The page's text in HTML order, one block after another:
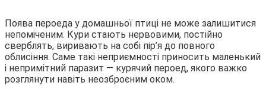
Поява пероеда у домашньої птиці не може залишитися
непоміченим. Кури стають нервовими, постійно
сверблять, виривають на собі пір’я до повного
облисіння. Саме такі неприємності приносить маленький
і непримітний паразит — курячий пероед, якого важко
розглянути навіть неозброєним оком.